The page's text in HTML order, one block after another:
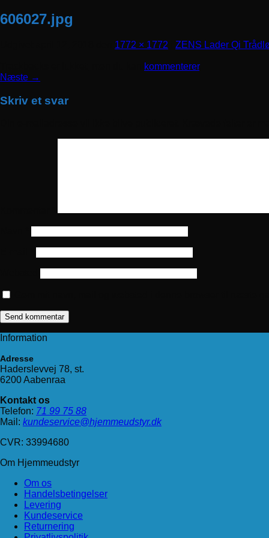
606027.jpg
1772 × 1772 ZENS Lader Qi
kommenterer.
Næste →
Skriv et svar
Information
Adresse
Haderslevvej 78, st.
6200 Aabenraa
Kontakt os
Telefon: 71 99 75 88
Mail: kundeservice@hjemmeudstyr.dk
CVR: 33994680
Om Hjemmeudstyr
Om os
Handelsbetingelser
Levering
Kundeservice
Returnering